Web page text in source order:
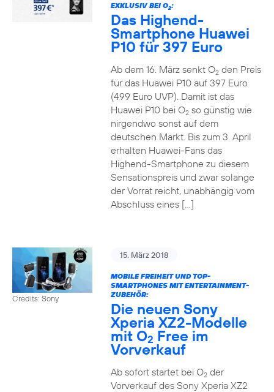
EXKLUSIV BEI O2:
Das Highend-
Smartphone Huawei
P10 für 397 Euro
Ab dem 16. März senkt O2den Preis
für das Huawei P10 auf 397 Euro
(499 Euro UVP). Damit ist das
Huawei P10 bei O2so günstig wie
nirgendwo sonst auf dem
deutschen Markt. Bis zum 3. April
erhalten Huawei-Fans das
Highend-Smartphone zu diesem
Sensationspreis und zwar solange
der Vorrat reicht, unabhängig vom
Abschluss eines […]
Credits: Sony
15. März 2018
MOBILE FREIHEIT UND TOP-
SMARTPHONES MIT ENTERTAINMENT-
ZUBEHÖR:
Die neuen Sony
Xperia XZ2-Modelle
mit O2 Free im
Vorverkauf
Ab sofort startet bei O2der
Vorverkauf des Sony Xperia XZ2